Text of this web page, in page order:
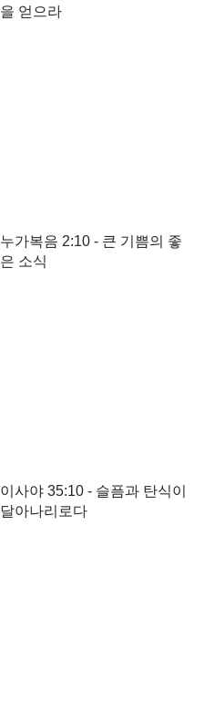
을 얻으라
누가복음 2:10 - 큰 기쁨의 좋
은 소식
이사야 35:10 - 슬픔과 탄식이
달아나리로다